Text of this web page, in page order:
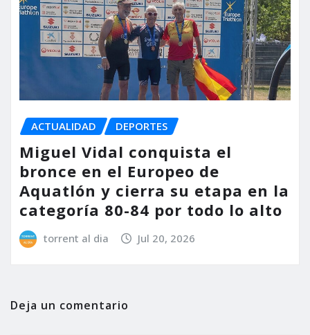
ACTUALIDAD DEPORTES
Miguel Vidal conquista el
bronce en el Europeo de
Aquatlón y cierra su etapa en la
categoría 80-84 por todo lo alto
torrent al dia Jul 20, 2026
Deja un comentario